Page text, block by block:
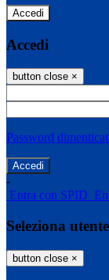
Accedi
Accedi
button close ×
Password
-
Entra con SPID
Seleziona utente
button close ×